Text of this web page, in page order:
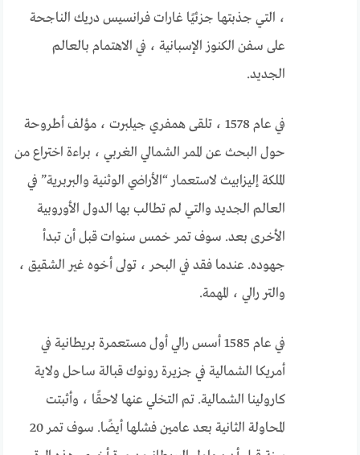
، التي جذبتها جزئيًا غارات فرانسيس دريك الناجحة
على سفن الكنوز الإسبانية ، في الاهتمام بالعالم
الجديد.
في عام 1578 ، تلقى همفري جيلبرت ، مؤلف أطروحة
حول البحث عن الممر الشمالي الغربي ، براءة اختراع من
الملكة إليزابيث لاستعمار “الأراضي الوثنية والبربرية” في
العالم الجديد والتي لم تطالب بها الدول الأوروبية
الأخرى بعد. سوف تمر خمس سنوات قبل أن تبدأ
جهوده. عندما فقد في البحر ، تولى أخوه غير الشقيق ،
والتر رالي ، المهمة.
في عام 1585 أسس رالي أول مستعمرة بريطانية في
أمريكا الشمالية في جزيرة رونوك قبالة ساحل ولاية
كارولينا الشمالية. تم التخلي عنها لاحقًا ، وأثبتت
المحاولة الثانية بعد عامين فشلها أيضًا. سوف تمر 20